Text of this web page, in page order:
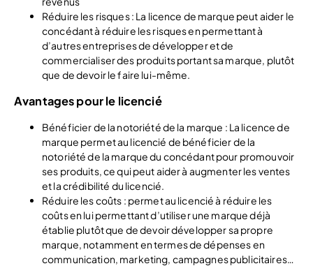
Réduire les risques : La licence de marque peut aider le
concédant à réduire les risques en permettant à
d’autres entreprises de développer et de
commercialiser des produits portant sa marque, plutôt
que de devoir le faire lui-même.
Avantages pour le licencié
Bénéficier de la notoriété de la marque : La licence de
marque permet au licencié de bénéficier de la
notoriété de la marque du concédant pour promouvoir
ses produits, ce qui peut aider à augmenter les ventes
et la crédibilité du licencié.
Réduire les coûts : permet au licencié à réduire les
coûts en lui permettant d’utiliser une marque déjà
établie plutôt que de devoir développer sa propre
marque, notamment en termes de dépenses en
communication, marketing, campagnes publicitaires…